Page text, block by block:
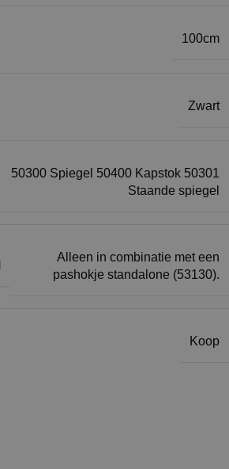
100cm
Zwart
50300 Spiegel 50400 Kapstok 50301
Staande spiegel
Alleen in combinatie met een
pashokje standalone (53130).
Koop